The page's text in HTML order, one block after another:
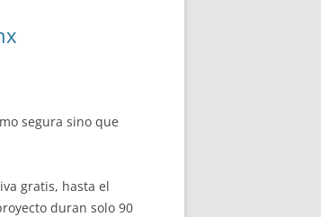
segura sino que
gratis, hasta el
duran solo 90